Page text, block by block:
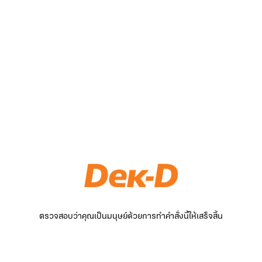
ตรวจสอบว่าคุณเป็นมนุษย์ด้วยการทำคำสั่งนี้ให้เสร็จสิ้น